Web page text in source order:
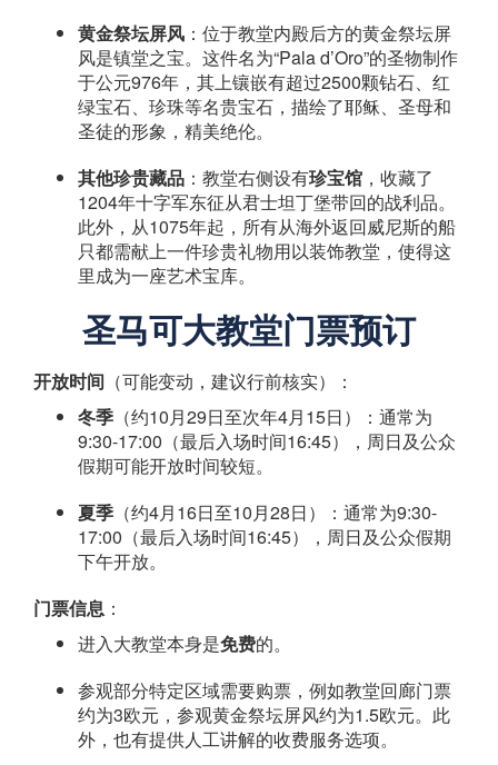
黄金祭坛屏风 ：位于教堂内殿后方的黄金祭坛屏
风是镇堂之宝。这件名为“Pala d’Oro”的圣物制作
于公元976年，其上镶嵌有超过2500颗钻石、红
绿宝石、珍珠等名贵宝石，描绘了耶稣、圣母和
圣徒的形象，精美绝伦。
其他珍贵藏品 ：教堂右侧设有珍宝馆 ，收藏了
1204年十字军东征从君士坦丁堡带回的战利品。
此外，从1075年起，所有从海外返回威尼斯的船
只都需献上一件珍贵礼物用以装饰教堂，使得这
里成为一座艺术宝库。
圣马可大教堂门票预订
开放时间 （可能变动，建议行前核实）：
冬季 （约10月29日至次年4月15日）：通常为
9:30-17:00（最后入场时间16:45），周日及公众
假期可能开放时间较短。
夏季 （约4月16日至10月28日）：通常为9:30-
17:00（最后入场时间16:45），周日及公众假期
下午开放。
门票信息 ：
进入大教堂本身是免费的。
参观部分特定区域需要购票，例如教堂回廊门票
约为3欧元，参观黄金祭坛屏风约为1.5欧元。此
外，也有提供人工讲解的收费服务选项。